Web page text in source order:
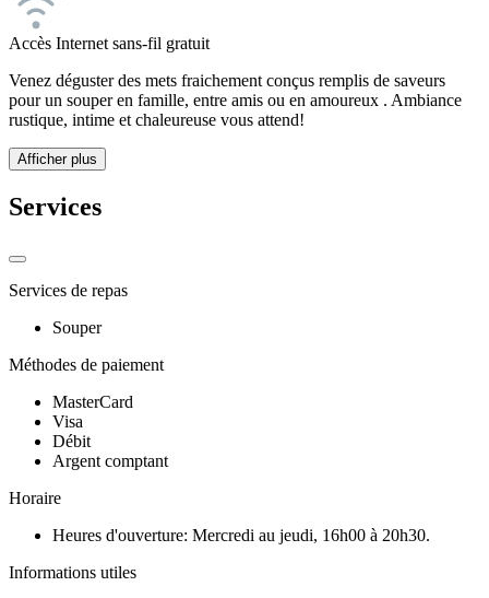
Accès Internet sans-fil gratuit
Venez déguster des mets fraichement conçus remplis de saveurs
pour un souper en famille, entre amis ou en amoureux . Ambiance
rustique, intime et chaleureuse vous attend!
Afficher plus
Services
Services de repas
Souper
Méthodes de paiement
MasterCard
Visa
Débit
Argent comptant
Horaire
Heures d'ouverture: Mercredi au jeudi, 16h00 à 20h30.
Informations utiles